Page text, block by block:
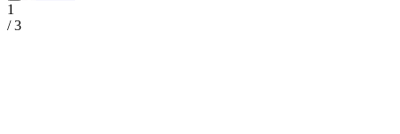
1
/ 3